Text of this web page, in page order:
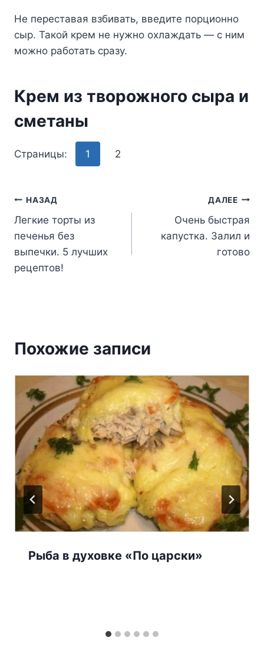
Не переставая взбивать, введите порционно
сыр. Такой крем не нужно охлаждать — с ним
можно работать сразу.
Крем из творожного сыра и
сметаны
Страницы: 1 2
Навигация
по
записям
НАЗАД
Легкие торты из
печенья без
выпечки. 5 лучших
рецептов!
ДАЛЕЕ
Очень быстрая
капустка. Залил и
готово
Похожие записи
Рыба в духовке «По царски»